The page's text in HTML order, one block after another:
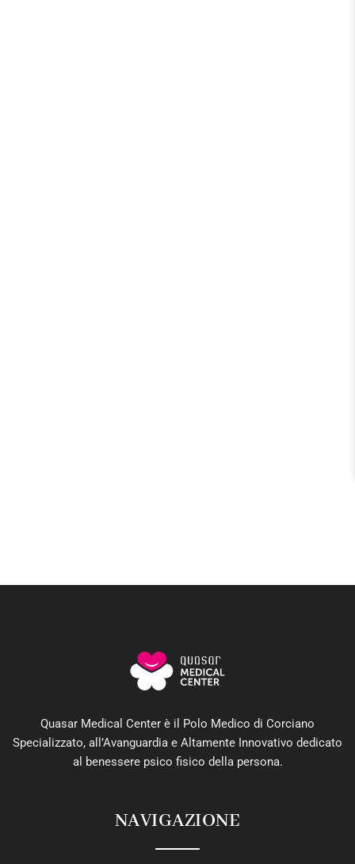
Quasar Medical Center è il Polo Medico di Corciano
Specializzato, all’Avanguardia e Altamente Innovativo dedicato
al benessere psico fisico della persona.
NAVIGAZIONE